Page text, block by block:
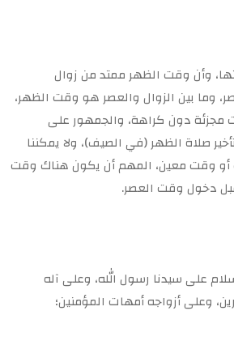
وأن وقت الظهر ممتد من زوال
وما بين الزوال والعصر هو وقت الظهر،
مجزئة دون كراهة، والجمهور على
صلاة الظهر (في الصيف)، ولا يمكننا
أو وقت معين، المهم أن يكون هناك وقت
دخول وقت العصر.
على سيدنا رسول الله، وعلى آله
وعلى أزواجه أمهات المؤمنين؛